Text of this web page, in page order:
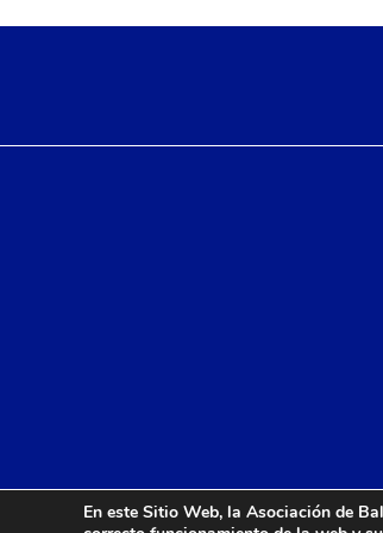
En este Sitio Web, la Asociación de